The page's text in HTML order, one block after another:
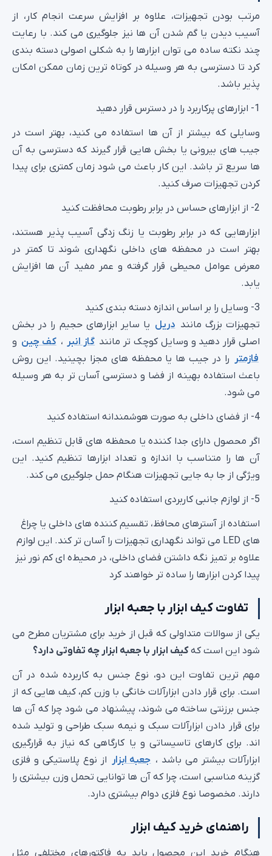
مرتب بودن تجهیزات، علاوه بر افزایش سرعت انجام کار، از
آسیب دیدن یا گم شدن آن‌ ها نیز جلوگیری می‌ کند. با رعایت
چند نکته ساده می‌ توان ابزارها را به شکلی اصولی دسته بندی
کرد تا دسترسی به هر وسیله در کوتاه ترین زمان ممکن امکان
پذیر باشد.
1- ابزارهای پرکاربرد را در دسترس قرار دهید
وسایلی که بیشتر از آن‌ ها استفاده می‌ کنید، بهتر است در
جیب‌ های بیرونی یا بخش‌ هایی قرار گیرند که دسترسی به آن‌
ها سریع‌ تر باشد. این کار باعث می‌ شود زمان کمتری برای پیدا
کردن تجهیزات صرف کنید.
2- از ابزارهای حساس در برابر رطوبت محافظت کنید
ابزارهایی که در برابر رطوبت یا زنگ‌ زدگی آسیب‌ پذیر هستند،
بهتر است در محفظه‌ های داخلی نگهداری شوند تا کمتر در
معرض عوامل محیطی قرار گرفته و عمر مفید آن‌ ها افزایش
یابد.
3- وسایل را بر اساس اندازه دسته‌ بندی کنید
تجهیزات بزرگ‌ مانند دریل یا سایر ابزارهای حجیم را در بخش
اصلی قرار دهید و وسایل کوچک‌ تر مانند گاز انبر ، کف‌ چین و
فازمتر را در جیب‌ ها یا محفظه‌ های مجزا بچینید. این روش
باعث استفاده بهینه از فضا و دسترسی آسان‌ تر به هر وسیله
می‌ شود.
4- از فضای داخلی به‌ صورت هوشمندانه استفاده کنید
اگر محصول دارای جدا کننده یا محفظه‌ های قابل تنظیم است،
آن‌ ها را متناسب با اندازه و تعداد ابزارها تنظیم کنید. این
ویژگی از جا به‌ جایی تجهیزات هنگام حمل جلوگیری می‌ کند.
5- از لوازم جانبی کاربردی استفاده کنید
استفاده از آسترهای محافظ، تقسیم‌ کننده‌ های داخلی یا چراغ‌
های LED می‌ تواند نگهداری تجهیزات را آسان‌ تر کند. این لوازم
علاوه بر تمیز نگه داشتن فضای داخلی، در محیط‌ه ای کم‌ نور نیز
پیدا کردن ابزارها را ساده‌ تر خواهند کرد
تفاوت کیف ابزار با جعبه ابزار
یکی از سوالات متداولی که قبل از خرید برای مشتریان مطرح می
شود این است کهکیف ابزار با جعبه ابزار چه تفاوتی دارد؟
مهم ترین تفاوت این دو، نوع جنس به کاربرده شده در آن
است. برای قرار دادن ابزارآلات خانگی با وزن کم، کیف هایی که از
جنس برزنتی ساخته می شوند، پیشنهاد می شود چرا که آن ها
برای قرار دادن ابزارآلات سبک و نیمه سبک طراحی و تولید شده
اند. برای کارهای تاسیساتی و یا کارگاهی که نیاز به قرارگیری
ابزارآلات بیشتر می باشد ، جعبه ابزار از نوع پلاستیکی و فلزی
گزینه مناسبی است، چرا که آن ها توانایی تحمل وزن بیشتری را
دارند. مخصوصا نوع فلزی دوام بیشتری دارد.
راهنمای خرید کیف ابزار
هنگام خرید این محصول باید به فاکتورهای مختلفی مثل